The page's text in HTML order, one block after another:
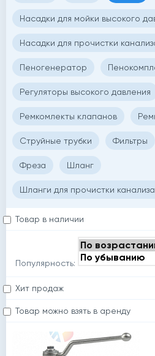
Насадки для мойки высокого
Насадки для прочистки
Пеногенератор
Регуляторы высокого давления
Ремкомлекты клапанов
Струйные трубки Фильтры
Фреза Шланг
Шланги для прочистки
Товар в наличии
Популярность:
Хит продаж
Товар можно взять в аренду